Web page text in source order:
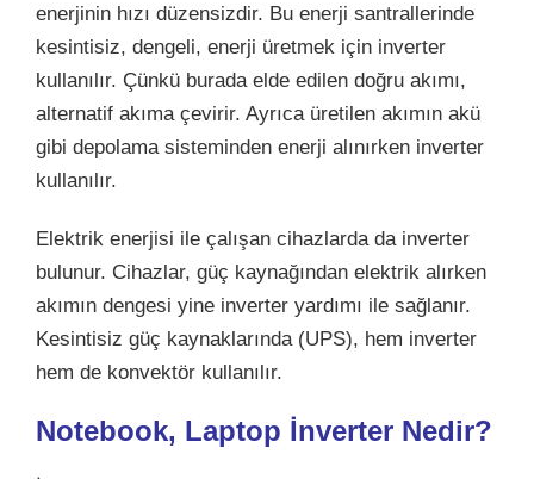
enerjinin hızı düzensizdir. Bu enerji santrallerinde
kesintisiz, dengeli, enerji üretmek için inverter
kullanılır. Çünkü burada elde edilen doğru akımı,
alternatif akıma çevirir. Ayrıca üretilen akımın akü
gibi depolama sisteminden enerji alınırken inverter
kullanılır.
Elektrik enerjisi ile çalışan cihazlarda da inverter
bulunur. Cihazlar, güç kaynağından elektrik alırken
akımın dengesi yine inverter yardımı ile sağlanır.
Kesintisiz güç kaynaklarında (UPS), hem inverter
hem de konvektör kullanılır.
Notebook, Laptop İnverter Nedir?